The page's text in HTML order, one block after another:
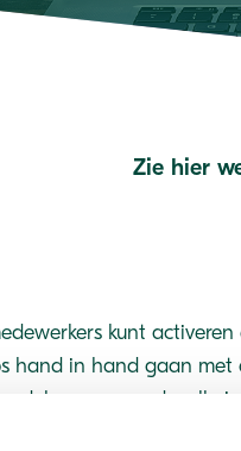
Zie hier
kunt activeren
hand in hand gaan met
delen we waardevolle
onze klanten.